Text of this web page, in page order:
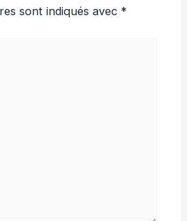
sont indiqués avec *